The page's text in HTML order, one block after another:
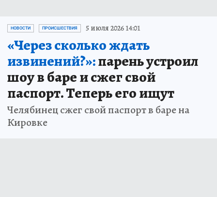
НОВОСТИ ПРОИСШЕСТВИЯ 5 июля 2026 14:01
«Через сколько ждать
извинений?»:парень устроил
шоу в баре и сжег свой
паспорт. Теперь его ищут
Челябинец сжег свой паспорт в баре на
Кировке